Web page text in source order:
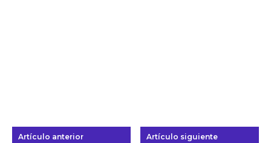
Artículo anterior Artículo siguiente